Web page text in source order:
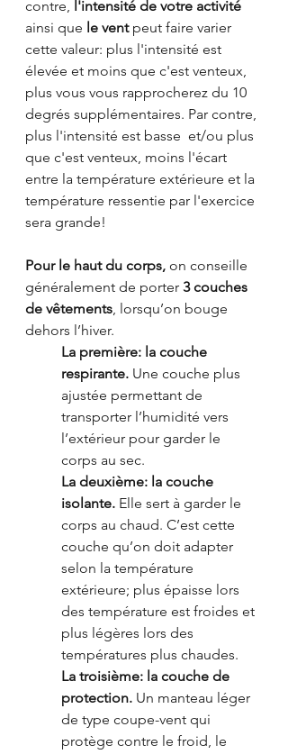
contre, l'intensité de votre activité
ainsi que le vent peut faire varier
cette valeur: plus l'intensité est
élevée et moins que c'est venteux,
plus vous vous rapprocherez du 10
degrés supplémentaires. Par contre,
plus l'intensité est basse  et/ou plus
que c'est venteux, moins l'écart
entre la température extérieure et la
température ressentie par l'exercice
sera grande!
Pour le haut du corps, on conseille
généralement de porter 3 couches
de vêtements, lorsqu’on bouge
dehors l’hiver.
La première: la couche
respirante. Une couche plus
ajustée permettant de
transporter l’humidité vers
l’extérieur pour garder le
corps au sec.
La deuxième: la couche
isolante. Elle sert à garder le
corps au chaud. C’est cette
couche qu’on doit adapter
selon la température
extérieure; plus épaisse lors
des température est froides et
plus légères lors des
températures plus chaudes.
La troisième: la couche de
protection. Un manteau léger
de type coupe-vent qui
protège contre le froid, le